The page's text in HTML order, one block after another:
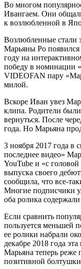
Во многом
Ивангаем. Они
к возлюбленной в
Возлюбленные стали
Марьяны Ро
году на
победу в номинации
VIDEOFAN пару
милой.
Вскоре Иван увез
клипа. Родители
вернуться. После
года. Но Марьяна
3 ноября 2017 года в
последнее видео»
YouTube и «с
выпуска своего
сообщила, что все-
Многие подписчики
оба ролика
Если сравнить
пользуется меньшей
ее ролики набрали
декабре 2018 года
Марьяна теперь реже
позитивной